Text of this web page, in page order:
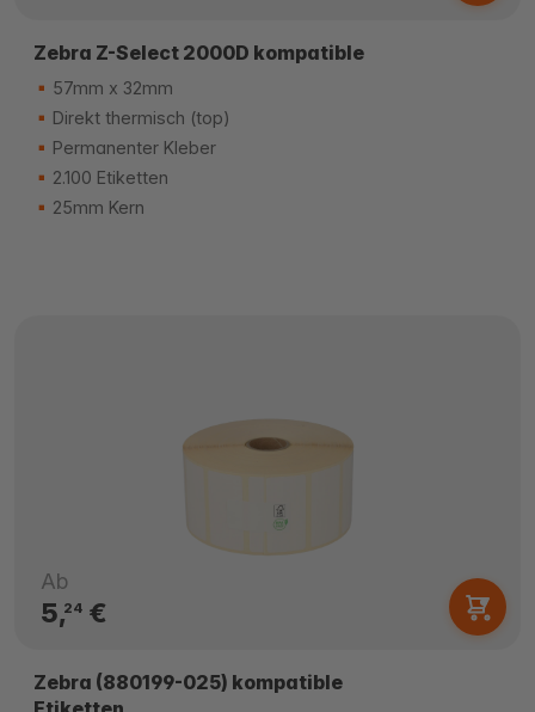
Zebra Z-Select 2000D kompatible
57mm x 32mm
Direkt thermisch (top)
Permanenter Kleber
2.100 Etiketten
25mm Kern
Ab
5,24€
Zebra (880199-025) kompatible